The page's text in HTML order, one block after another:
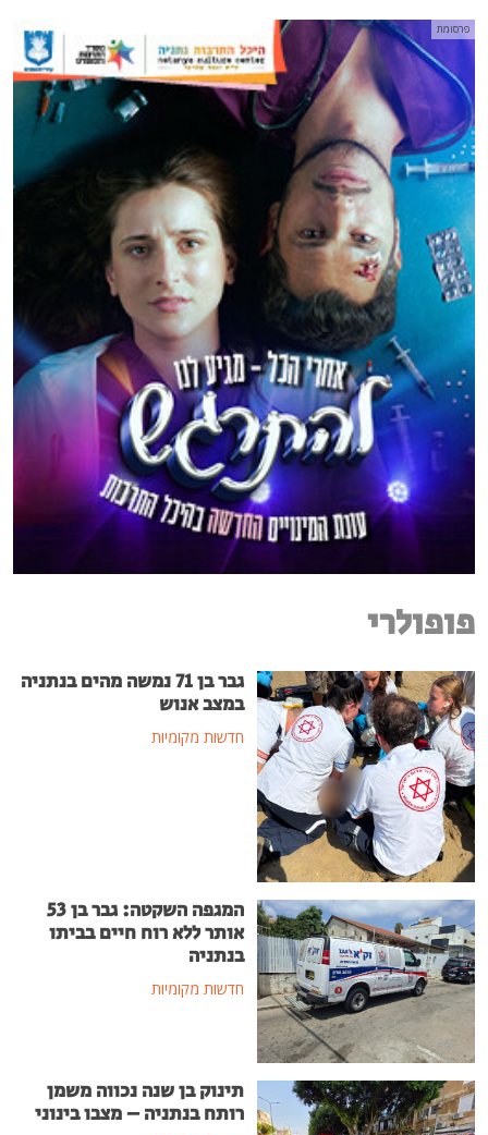
פרסומת
פופולרי
גבר בן 71 נמשה מהים בנתניה
במצב אנוש
חדשות מקומיות
המגפה השקטה: גבר בן 53
אותר ללא רוח חיים בביתו
בנתניה
חדשות מקומיות
תינוק בן שנה נכווה משמן
רותח בנתניה – מצבו בינוני